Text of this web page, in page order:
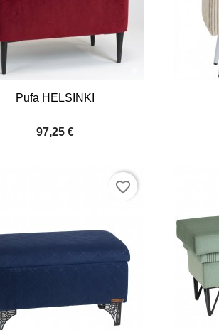
Pufa HELSINKI
97,25 €
Quick view
favorite_border